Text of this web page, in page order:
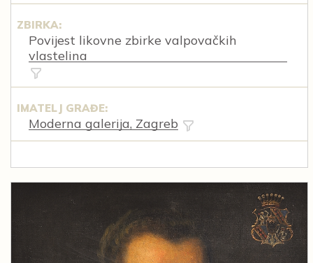
ZBIRKA:
Povijest likovne zbirke valpovačkih
vlastelina
IMATELJ GRAĐE:
Moderna galerija, Zagreb